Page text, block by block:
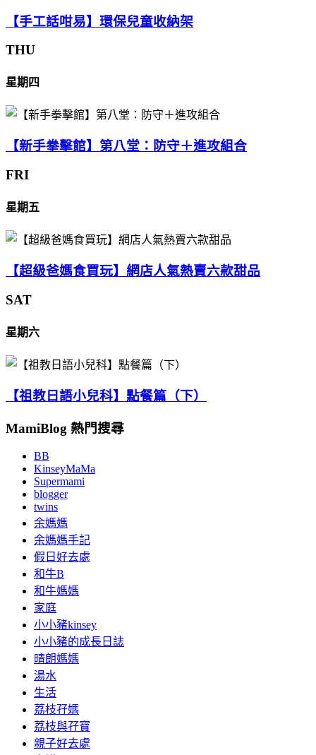
【手工話咁易】環保兒童收納架
THU
星期四
【新手拳擊館】第八堂：防守＋進攻組合
FRI
星期五
【超級爸媽食買玩】網店人氣熱賣六款甜品
SAT
星期六
【祖教日語小兒科】點餐篇（下）
MamiBlog 熱門搜尋
BB
KinseyMaMa
Supermami
blogger
twins
余媽媽
余媽媽手記
假日好去處
和牛B
和牛媽媽
家庭
小小豬kinsey
小小豬的成長日誌
晴朗媽媽
湯水
生活
荔枝孖媽
荔枝與孖寶
親子好去處